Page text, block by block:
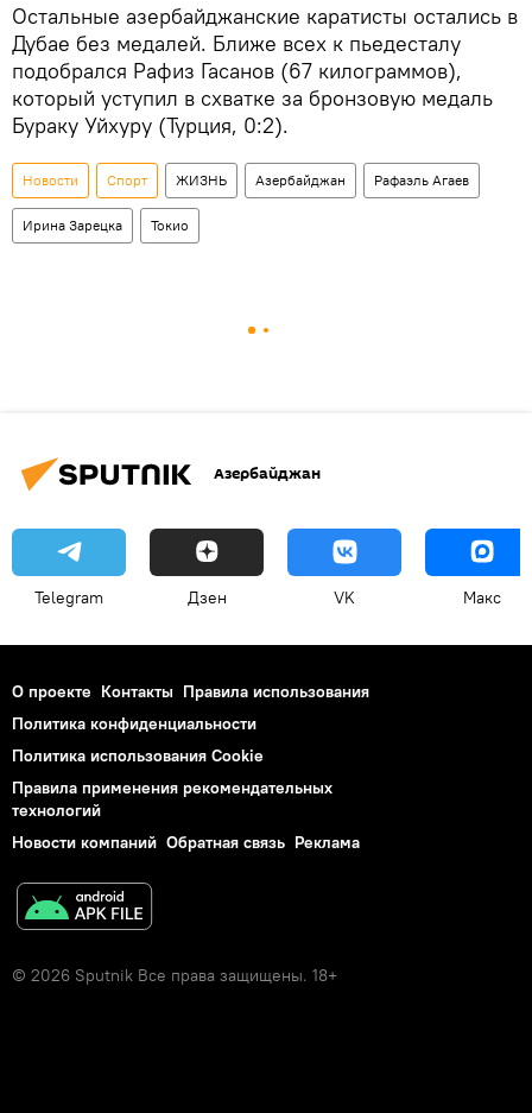
Остальные азербайджанские каратисты остались в
Дубае без медалей. Ближе всех к пьедесталу
подобрался Рафиз Гасанов (67 килограммов),
который уступил в схватке за бронзовую медаль
Бураку Уйхуру (Турция, 0:2).
Новости Спорт ЖИЗНЬ Азербайджан Рафаэль Агаев
Ирина Зарецка Токио
Азербайджан
Telegram Дзен VK Макс
О проекте Контакты Правила использования
Политика конфиденциальности
Политика использования Cookie
Правила применения рекомендательных
технологий
Новости компаний Обратная связь Реклама
© 2026 Sputnik Все права защищены. 18+